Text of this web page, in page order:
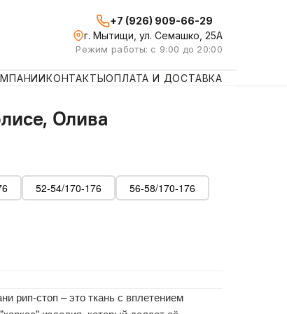
+7 (926) 909-66-29
г. Мытищи, ул. Семашко, 25А
Режим работы: с 9:00 до 20:00
КОНТАКТЫОПЛАТА И ДОСТАВКА
Олива
52-54/170-176
56-58/170-176
рип-стоп – это ткань с вплетением